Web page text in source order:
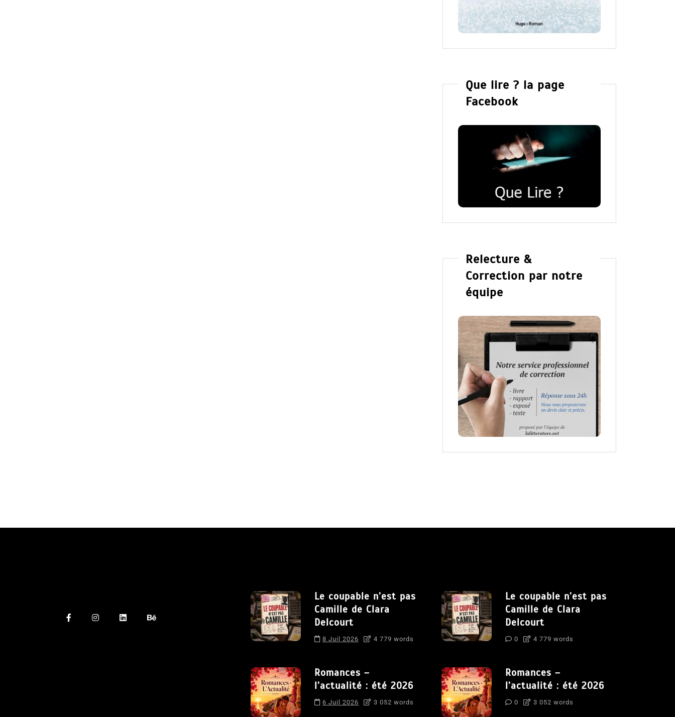
Que lire ? la page
Facebook
Relecture &
Correction par notre
équipe
Le coupable n’est pas
Camille de Clara
Delcourt
8 Juil 2026 4 779 words
Romances –
l’actualité : été 2026
6 Juil 2026 3 052 words
Le coupable n’est pas
Camille de Clara
Delcourt
0 4 779 words
Romances –
l’actualité : été 2026
0 3 052 words